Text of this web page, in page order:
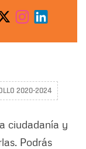
2020-2024
ciudadanía y
Podrás